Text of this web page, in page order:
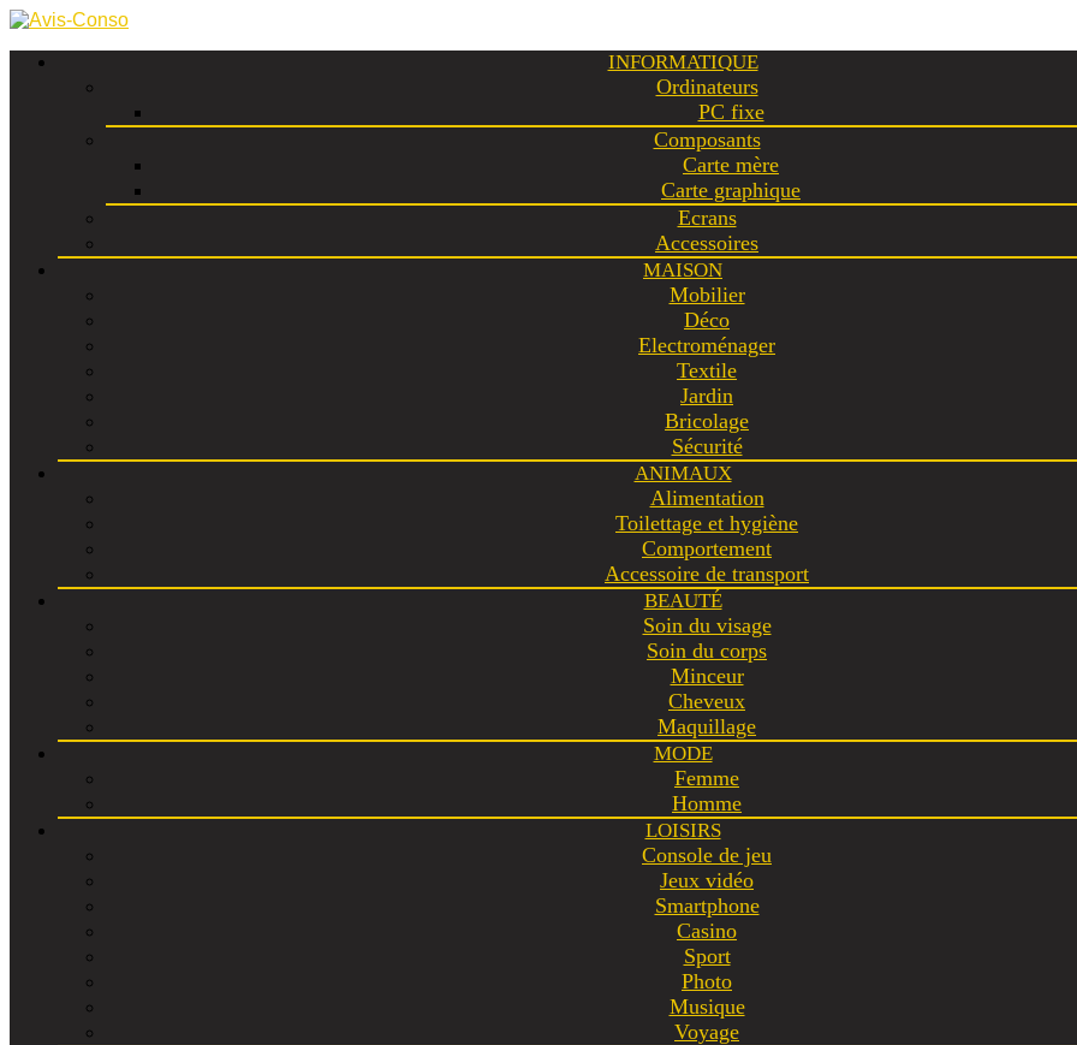
INFORMATIQUE
Ordinateurs
PC fixe
Composants
Carte mère
Carte graphique
Ecrans
Accessoires
MAISON
Mobilier
Déco
Electroménager
Textile
Jardin
Bricolage
Sécurité
ANIMAUX
Alimentation
Toilettage et hygiène
Comportement
Accessoire de transport
BEAUTÉ
Soin du visage
Soin du corps
Minceur
Cheveux
Maquillage
MODE
Femme
Homme
LOISIRS
Console de jeu
Jeux vidéo
Smartphone
Casino
Sport
Photo
Musique
Voyage